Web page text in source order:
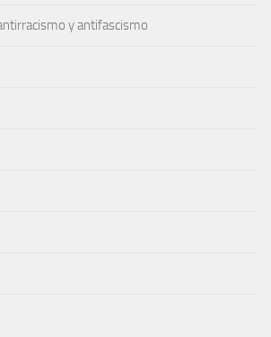
y antifascismo